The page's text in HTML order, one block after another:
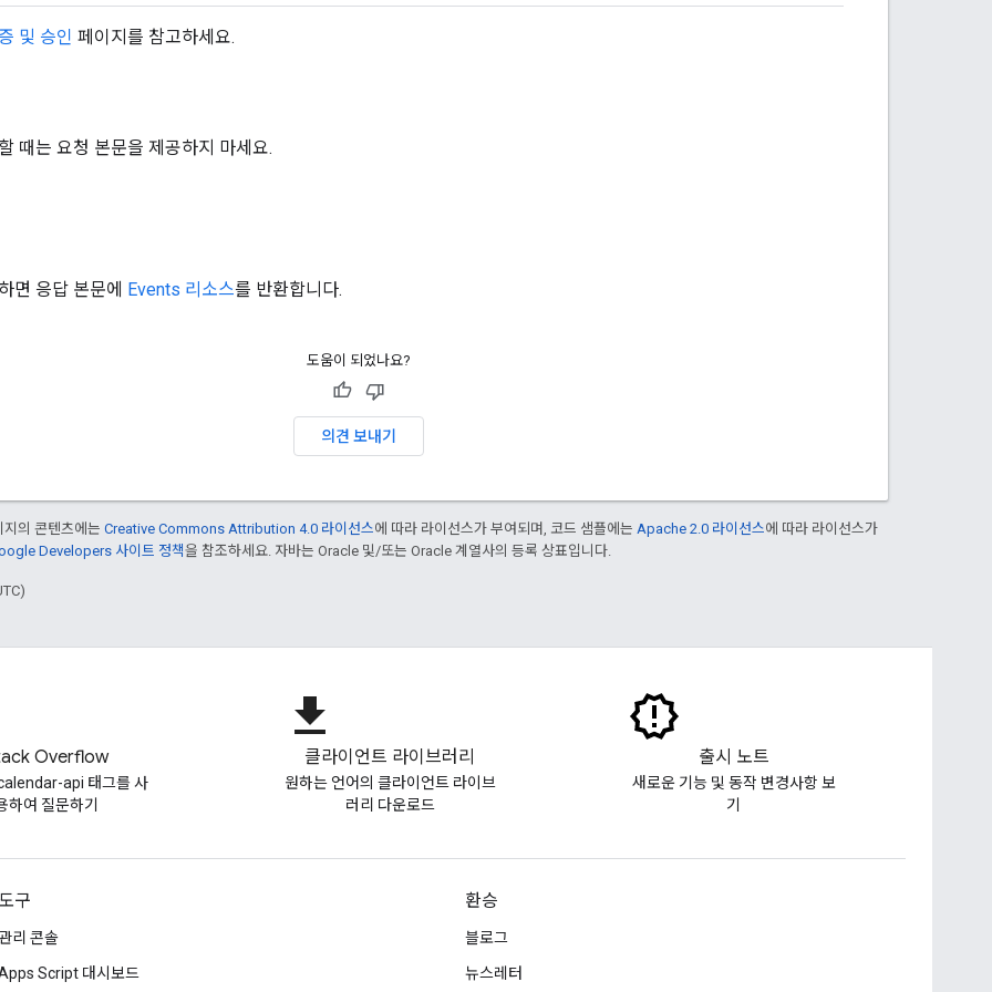
및 승인 페이지를 참고하세요.
때는 요청 본문을 제공하지 마세요.
면 응답 본문에 Events 리소스를 반환합니다.
도움이 되었나요?
의견 보내기
지의 콘텐츠에는 Creative Commons Attribution 4.0 라이선스에 따라 라이선스가 부여되며, 코드 샘플에는 Apache 2.0 라이선스에 따라 라이선스가
Developers 사이트 정책을 참조하세요. 자바는 Oracle 및/또는 Oracle 계열사의 등록 상표입니다.
Overflow
api 태그를 사
하여 질문하기
file_download
클라이언트 라이브러리
원하는 언어의 클라이언트 라이브
러리 다운로드
출시 노트
새로운 기능 및 동작 변경사항 보
기
도구
관리 콘솔
Script 대시보드
환승
블로그
뉴스레터